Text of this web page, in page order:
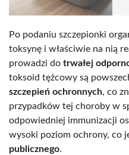
Po podaniu szczepionki
toksynę i właściwie na nią
prowadzi do trwałej
toksoid tężcowy są
szczepień ochronnych, co
przypadków tej choroby w
odpowiedniej immunizacji
wysoki poziom ochrony, co
publicznego.